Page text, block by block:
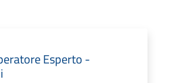
Esperto -